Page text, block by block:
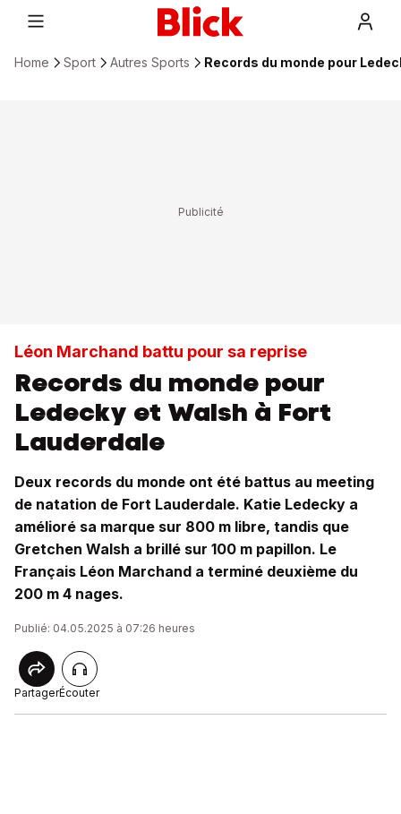
Home Sport Autres Sports Records du monde pour
Léon Marchand battu pour sa reprise
Records du monde pour
Ledecky et Walsh à Fort
Lauderdale
Deux records du monde ont été battus au meeting
de natation de Fort Lauderdale. Katie Ledecky a
amélioré sa marque sur 800 m libre, tandis que
Gretchen Walsh a brillé sur 100 m papillon. Le
Français Léon Marchand a terminé deuxième du
200 m 4 nages.
Publié: 04.05.2025 à 07:26 heures
PartagerÉcouter